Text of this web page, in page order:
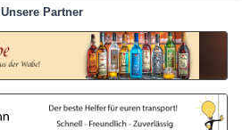
Unsere Partner